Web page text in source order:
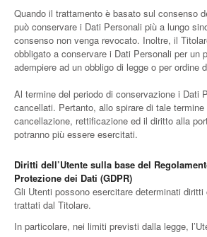
Quando il trattamento è basato sul consenso
può conservare i Dati Personali più a lungo
consenso non venga revocato. Inoltre, il
obbligato a conservare i Dati Personali per un
adempiere ad un obbligo di legge o per ordine
Al termine del periodo di conservazione i Dati
cancellati. Pertanto, allo spirare di tale
cancellazione, rettificazione ed il diritto alla
potranno più essere esercitati.
Diritti dell’Utente sulla base del
Protezione dei Dati (GDPR)
Gli Utenti possono esercitare determinati
trattati dal Titolare.
In particolare, nei limiti previsti dalla legge,